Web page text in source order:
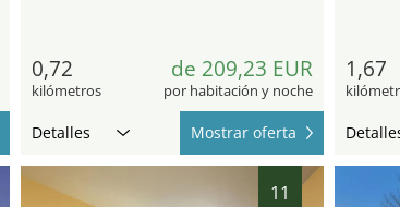
0,72
kilómetros
de 209,23 EUR
por habitación y noche
Detalles Mostrar oferta
1,67
11